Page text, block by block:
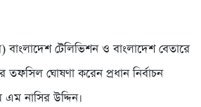
বাংলাদেশ টেলিভিশন ও বাংলাদেশ বেতারে
তফসিল ঘোষণা করেন প্রধান নির্বাচন
নাসির উদ্দিন।